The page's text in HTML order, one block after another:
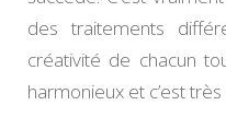
des traitements
créativité de chacun
harmonieux et c’est